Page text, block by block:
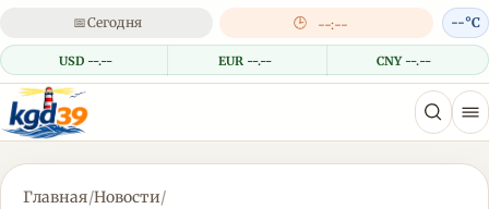
📅Сегодня 🕒 --:--
USD --.-- EUR --.-- CNY --.--
--°C
Главная/Новости/